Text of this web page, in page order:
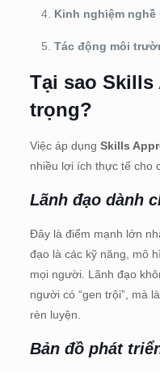
Kinh nghiệm nghề
Tác động môi
Tại sao Skills
trọng?
Việc áp dụng Skills
nhiều lợi ích thực tế cho
Lãnh đạo dành
Đây là điểm mạnh lớn
đạo là các kỹ năng, mô
mọi người. Lãnh đạo
người có “gen trội”, mà
rèn luyện
Bản đồ phát